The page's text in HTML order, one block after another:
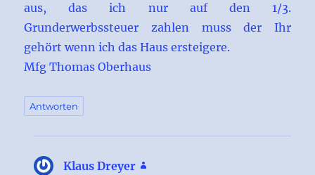
aus, das ich nur auf den 1/3.
Grunderwerbssteuer zahlen muss der Ihr
gehört wenn ich das Haus ersteigere.
Mfg Thomas Oberhaus
Antworten
Klaus Dreyer